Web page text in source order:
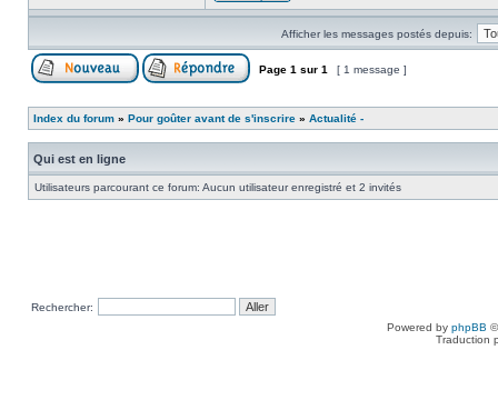
Afficher les messages postés depuis:
Page 1 sur 1 [ 1 message ]
Index du forum » Pour goûter avant de s'inscrire » Actualité -
Qui est en ligne
Utilisateurs parcourant ce forum: Aucun utilisateur enregistré et 2 invités
Rechercher:
Powered by phpBB
Traduction